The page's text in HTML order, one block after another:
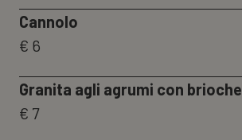
Cannolo
€ 6
Granita agli agrumi con brioche
€ 7